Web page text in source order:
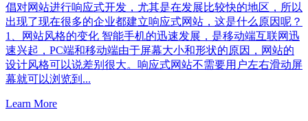
倡对网站进行响应式开发，尤其是在发展比较快的地区，所以
出现了现在很多的企业都建立响应式网站，这是什么原因呢？
1、网站风格的变化 智能手机的迅速发展，是移动端互联网迅
速兴起，PC端和移动端由于屏幕大小和形状的原因，网站的
设计风格可以说差别很大。响应式网站不需要用户左右滑动屏
幕就可以浏览到...
Learn More